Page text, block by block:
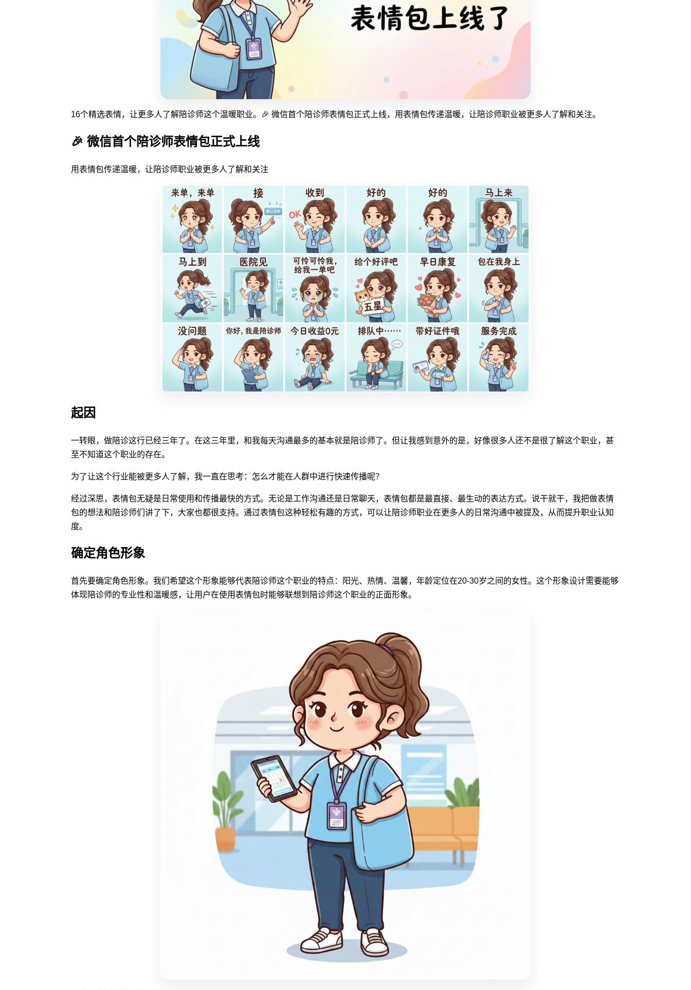
16个精选表情，让更多人了解陪诊师这个温暖职业。🎉 微信首个陪诊师表情包正式上线，用表情包传递温暖，让陪诊师职业被更多人了解和关注。
🎉 微信首个陪诊师表情包正式上线
用表情包传递温暖，让陪诊师职业被更多人了解和关注
起因
一转眼，做陪诊这行已经三年了。在这三年里，和我每天沟通最多的基本就是陪诊师了。但让我感到意外的是，好像很多人还不是很了解这个职业，甚
至不知道这个职业的存在。
为了让这个行业能被更多人了解，我一直在思考：怎么才能在人群中进行快速传播呢？
经过深思，表情包无疑是日常使用和传播最快的方式。无论是工作沟通还是日常聊天，表情包都是最直接、最生动的表达方式。说干就干，我把做表情
包的想法和陪诊师们讲了下，大家也都很支持。通过表情包这种轻松有趣的方式，可以让 陪诊师职业在更多人的日常沟通中被提及，从而提升职业认知
度。
确定角色形象
首先要确定角色形象。我们希望这个形象能够代表 陪诊师这个职业的特点：阳光、热情、温馨，年龄定位在20-30岁之间的女性。这个形象设计需要能够
体现陪诊师的专业性和温暖感，让用户在使用表情包时能够联想到陪诊师这个职业的正面形象。